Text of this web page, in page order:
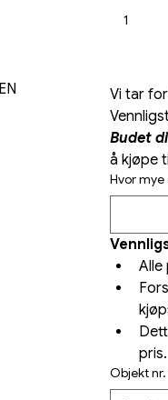
1
Vi tar
Budet
å kjøpe
Hvor mye
Alle
pris.
Objekt nr.